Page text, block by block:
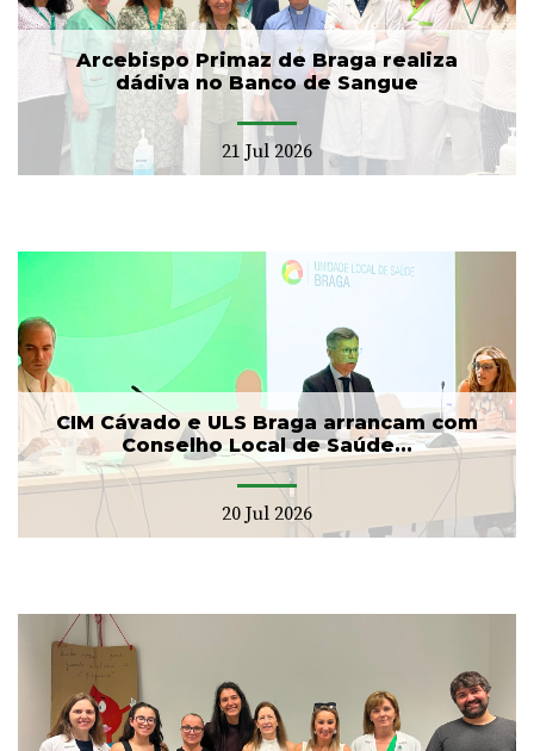
Arcebispo Primaz de Braga realiza
dádiva no Banco de Sangue
21 Jul 2026
CIM Cávado e ULS Braga arrancam com
Conselho Local de Saúde...
20 Jul 2026